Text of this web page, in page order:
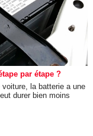
par étape ?
la batterie a une
durer bien moins